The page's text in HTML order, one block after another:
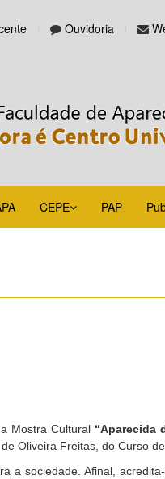
Ouvidoria
CEPE PAP
Mostra Cultural “Aparecida
Oliveira Freitas, do Curso
sociedade. Afinal,